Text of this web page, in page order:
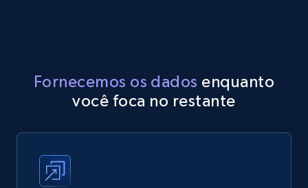
Fornecemos os dados enquanto
você foca no restante